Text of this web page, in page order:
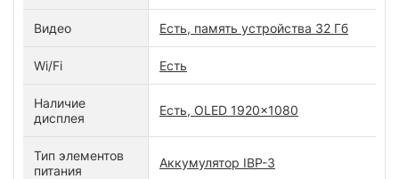
Видео Есть, память устройства 32 Гб
Wi/Fi Есть
Наличие
дисплея
Есть, OLED 1920x1080
Тип элементов
питания
Аккумулятор IBP-3